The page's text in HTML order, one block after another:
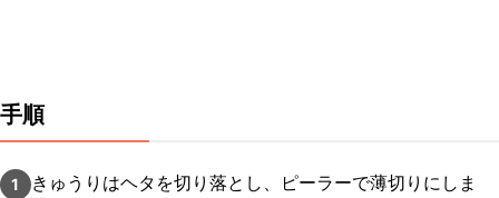
手順
1
きゅうりはヘタを切り落とし、ピーラーで薄切りにしま